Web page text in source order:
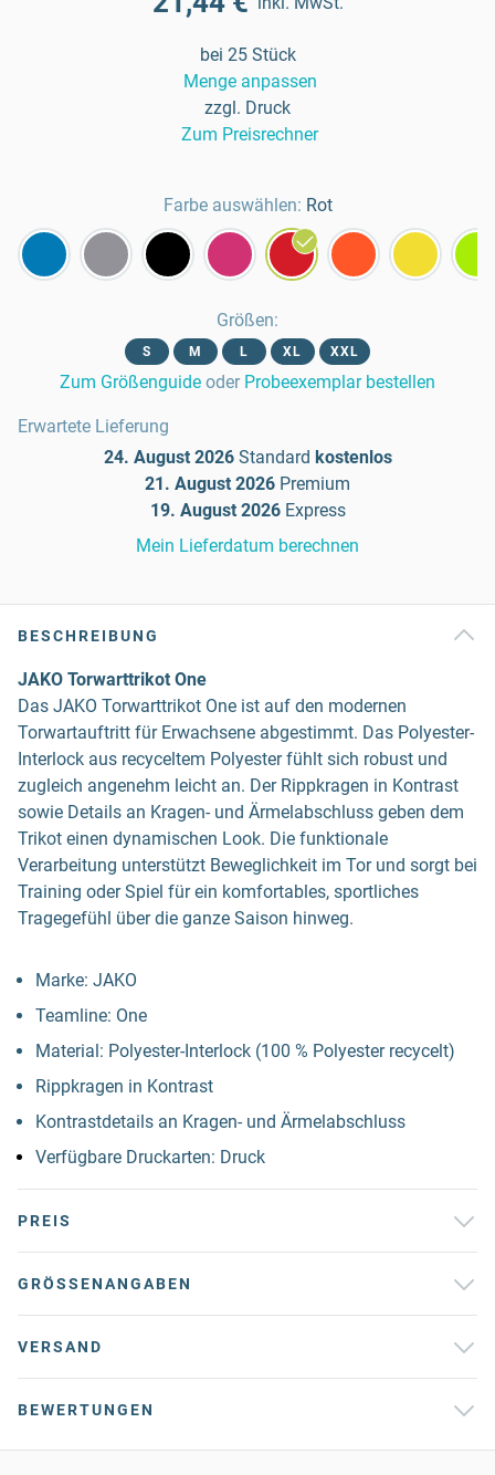
bei 25 Stück
Menge anpassen
zzgl. Druck
Zum Preisrechner
Farbe auswählen: Rot
Größen:
S M L XL XXL
Zum Größenguide oder Probeexemplar bestellen
Erwartete Lieferung
24. August 2026 Standard kostenlos
21. August 2026 Premium
19. August 2026 Express
Mein Lieferdatum berechnen
BESCHREIBUNG
JAKO Torwarttrikot One
Das JAKO Torwarttrikot One ist auf den modernen
Torwartauftritt für Erwachsene abgestimmt. Das Polyester-
Interlock aus recyceltem Polyester fühlt sich robust und
zugleich angenehm leicht an. Der Rippkragen in Kontrast
sowie Details an Kragen- und Ärmelabschluss geben dem
Trikot einen dynamischen Look. Die funktionale
Verarbeitung unterstützt Beweglichkeit im Tor und sorgt bei
Training oder Spiel für ein komfortables, sportliches
Tragegefühl über die ganze Saison hinweg.
Marke: JAKO
Teamline: One
Material: Polyester-Interlock (100 % Polyester recycelt)
Rippkragen in Kontrast
Kontrastdetails an Kragen- und Ärmelabschluss
Verfügbare Druckarten: Druck
PREIS
GRÖSSENANGABEN
VERSAND
BEWERTUNGEN